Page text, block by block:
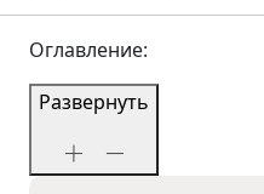
Оглавление:
Развернуть